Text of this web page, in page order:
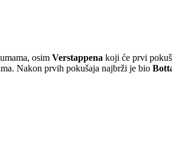
osim Verstappena koji će prvi
Nakon prvih pokušaja najbrži je bio